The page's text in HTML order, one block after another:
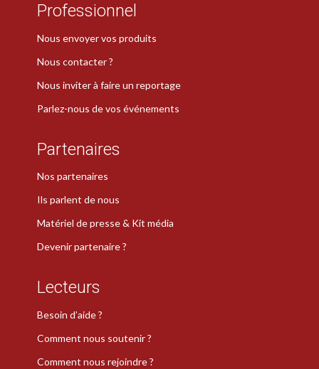
Professionnel
Nous envoyer vos produits
Nous contacter ?
Nous inviter à faire un reportage
Parlez-nous de vos événements
Partenaires
Nos partenaires
Ils parlent de nous
Matériel de presse & Kit média
Devenir partenaire ?
Lecteurs
Besoin d’aide ?
Comment nous soutenir ?
Comment nous rejoindre ?